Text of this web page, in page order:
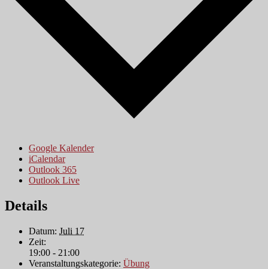
Google Kalender
iCalendar
Outlook 365
Outlook Live
Details
Datum: Juli 17
Zeit:
19:00 - 21:00
Veranstaltungskategorie: Übung